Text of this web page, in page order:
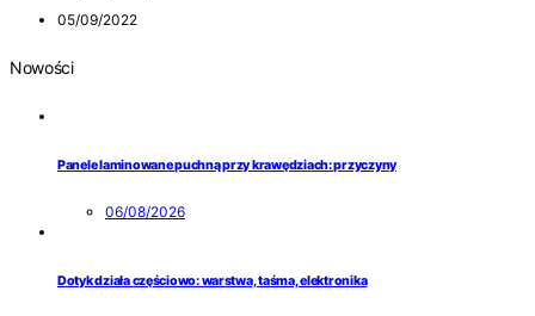
05/09/2022
Nowości
Panele laminowane puchną przy krawędziach: przyczyny
06/08/2026
Dotyk działa częściowo: warstwa, taśma, elektronika